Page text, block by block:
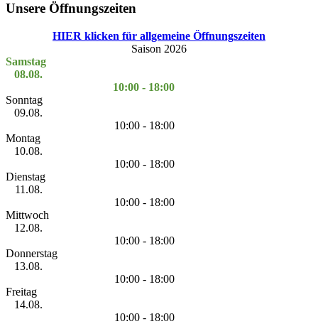
Unsere Öffnungszeiten
HIER klicken für allgemeine Öffnungszeiten
Saison 2026
Samstag
08.08.
10:00 - 18:00
Sonntag
09.08.
10:00 - 18:00
Montag
10.08.
10:00 - 18:00
Dienstag
11.08.
10:00 - 18:00
Mittwoch
12.08.
10:00 - 18:00
Donnerstag
13.08.
10:00 - 18:00
Freitag
14.08.
10:00 - 18:00